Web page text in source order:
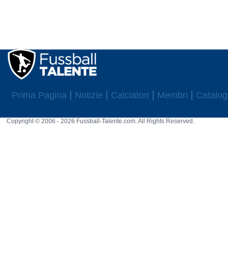
Prima Pagina Notizie Calciatori Membri
Copyright © 2006 - 2026 Fussball-Talente.com. All Rights Reserved.